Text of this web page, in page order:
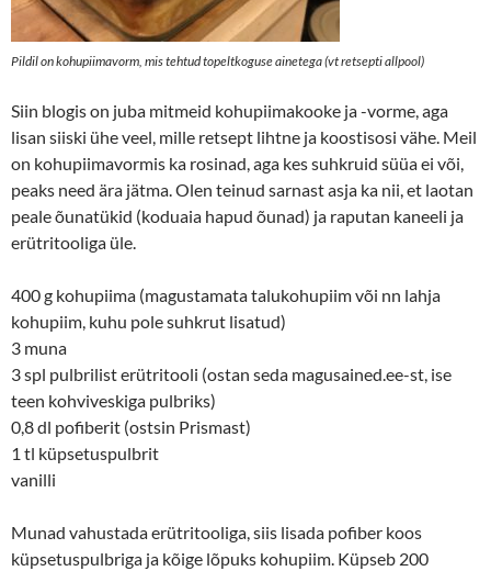
Pildil on kohupiimavorm, mis tehtud topeltkoguse ainetega (vt retsepti allpool)
Siin blogis on juba mitmeid kohupiimakooke ja -vorme, aga
lisan siiski ühe veel, mille retsept lihtne ja koostisosi vähe. Meil
on kohupiimavormis ka rosinad, aga kes suhkruid süüa ei või,
peaks need ära jätma. Olen teinud sarnast asja ka nii, et laotan
peale õunatükid (koduaia hapud õunad) ja raputan kaneeli ja
erütritooliga üle.
400 g kohupiima (magustamata talukohupiim või nn lahja
kohupiim, kuhu pole suhkrut lisatud)
3 muna
3 spl pulbrilist erütritooli (ostan seda magusained.ee-st, ise
teen kohviveskiga pulbriks)
0,8 dl pofiberit (ostsin Prismast)
1 tl küpsetuspulbrit
vanilli
Munad vahustada erütritooliga, siis lisada pofiber koos
küpsetuspulbriga ja kõige lõpuks kohupiim. Küpseb 200